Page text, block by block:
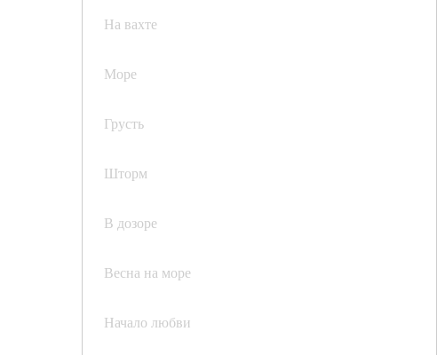
На вахте
Море
Грусть
Шторм
В дозоре
Весна на море
Начало любви